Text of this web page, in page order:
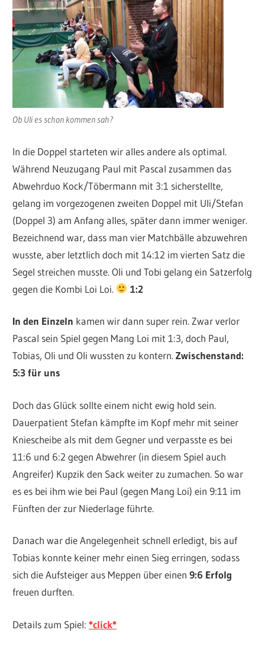
Ob Uli es schon kommen sah?
In die Doppel starteten wir alles andere als optimal.
Während Neuzugang Paul mit Pascal zusammen das
Abwehrduo Kock/Töbermann mit 3:1 sicherstellte,
gelang im vorgezogenen zweiten Doppel mit Uli/Stefan
(Doppel 3) am Anfang alles, später dann immer weniger.
Bezeichnend war, dass man vier Matchbälle abzuwehren
wusste, aber letztlich doch mit 14:12 im vierten Satz die
Segel streichen musste. Oli und Tobi gelang ein Satzerfolg
gegen die Kombi Loi Loi.
1:2
In den Einzeln kamen wir dann super rein. Zwar verlor
Pascal sein Spiel gegen Mang Loi mit 1:3, doch Paul,
Tobias, Oli und Oli wussten zu kontern.Zwischenstand:
5:3 für uns
Doch das Glück sollte einem nicht ewig hold sein.
Dauerpatient Stefan kämpfte im Kopf mehr mit seiner
Kniescheibe als mit dem Gegner und verpasste es bei
11:6 und 6:2 gegen Abwehrer (in diesem Spiel auch
Angreifer) Kupzik den Sack weiter zu zumachen. So war
es es bei ihm wie bei Paul (gegen Mang Loi) ein 9:11 im
Fünften der zur Niederlage führte.
Danach war die Angelegenheit schnell erledigt, bis auf
Tobias konnte keiner mehr einen Sieg erringen, sodass
sich die Aufsteiger aus Meppen über einen9:6 Erfolg
freuen durften.
Details zum Spiel:*click*